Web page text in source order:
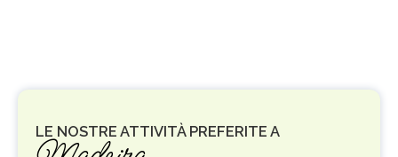
LE NOSTRE ATTIVITÀ PREFERITE A